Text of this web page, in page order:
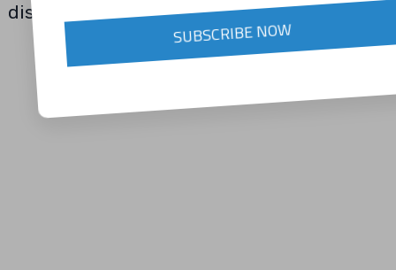
diseño y operación de los sistemas.
SUBSCRIBE NOW